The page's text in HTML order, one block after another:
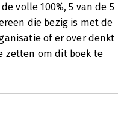
volle 100%, 5 van de 5
die bezig is met de
of er over denkt
zetten om dit boek te